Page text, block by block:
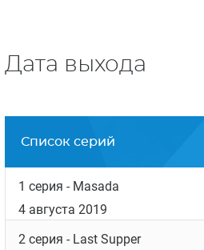
Дата выхода
Список серий
1 серия - Masada
4 августа 2019
2 серия - Last Supper